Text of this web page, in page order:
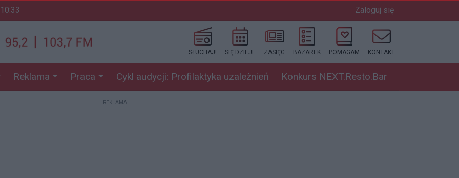
Zaloguj się
SŁUCHAJ! SIĘ DZIEJE ZASIĘG BAZAREK POMAGAM KONTAKT
Reklama Praca Cykl audycji: Profilaktyka uzależnień Konkurs NEXT.Resto.Bar
REKLAMA